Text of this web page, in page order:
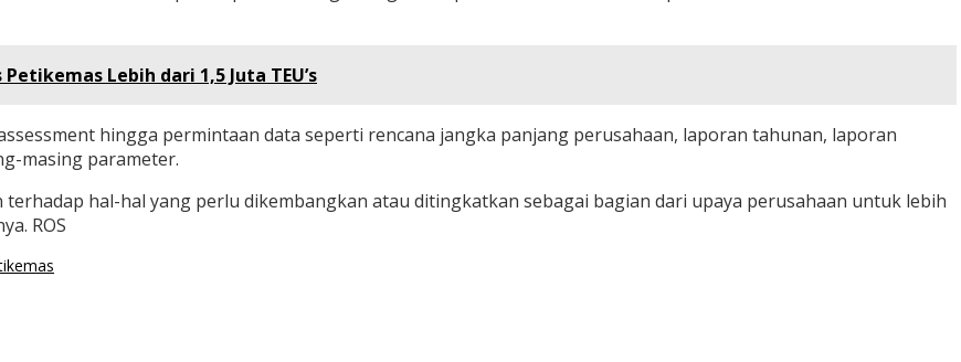
Lebih dari 1,5 Juta TEU’s
hingga permintaan data seperti rencana jangka panjang perusahaan, laporan tahunan, laporan
masing parameter.
terhadap hal-hal yang perlu dikembangkan atau ditingkatkan sebagai bagian dari upaya perusahaan untuk lebih
ROS